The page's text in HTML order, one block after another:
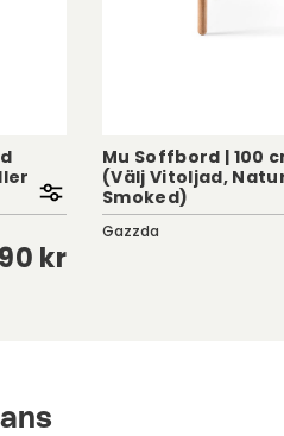
kr
Mu Soffbord | 100
(Välj Vitoljad,
Smoked)
Gazzda